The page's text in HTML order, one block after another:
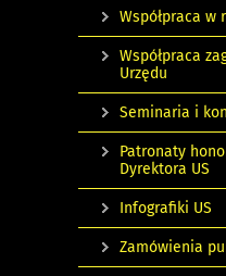
Współpraca w
Współpraca
Urzędu
Seminaria i
Patronaty
Dyrektora US
Infografiki US
Zamówienia